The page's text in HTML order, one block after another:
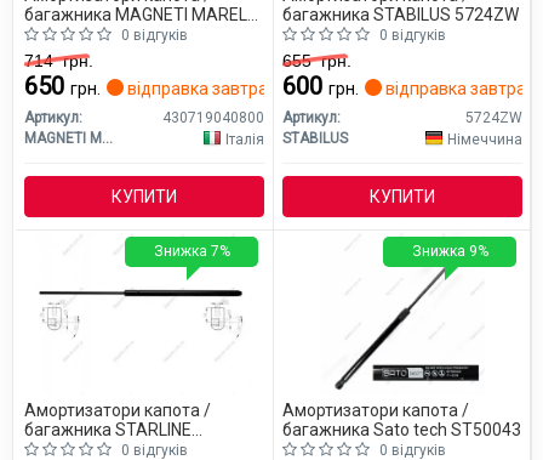
багажника MAGNETI MARELLI
4307190408000 відгуків
714грн.
650 грн. відправка завтра
Артикул:
430719040800
MAGNETI MARELLI
Італія
КУПИТИ
багажника STABILUS 5724ZW
0 відгуків
655грн.
600 грн. відправка завтра
Артикул:
5724ZW
STABILUS
Німеччина
КУПИТИ
Амортизатори капота /
багажника STARLINE
20.49.801
0 відгуків
Знижка 7%
Амортизатори капота /
багажника Sato tech ST50043
0 відгуків
Знижка 9%